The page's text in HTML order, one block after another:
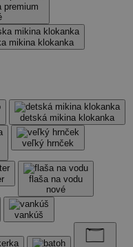
premium
mikina klokanka
detská mikina klokanka
veľký hrnček
flaša na vodu
nové
vankúš